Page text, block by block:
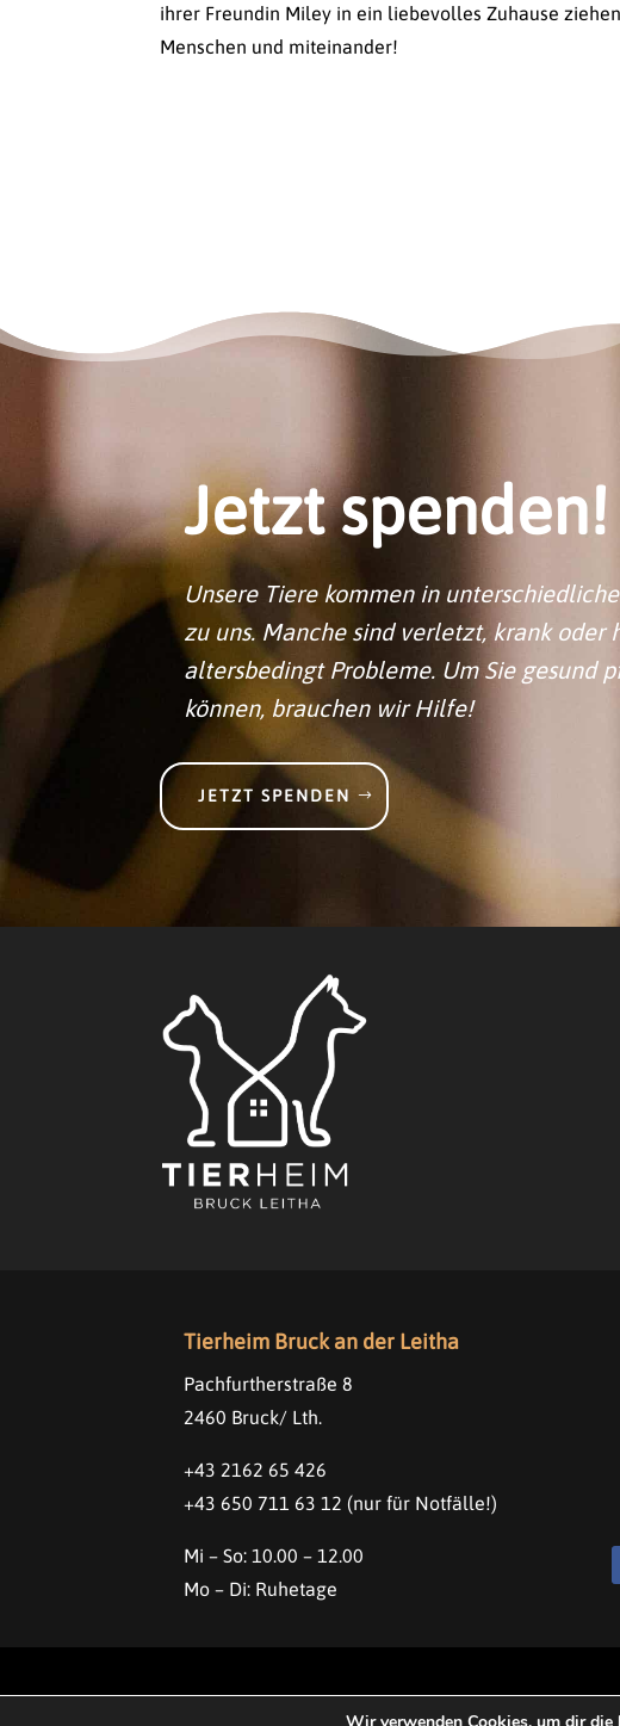
ihrer Freundin Miley in ein liebevolles Zuhause
Menschen und miteinander!
Jetzt spenden!
Unsere Tiere kommen in
zu uns. Manche sind verletzt, krank oder
altersbedingt Probleme. Um Sie gesund
können, brauchen wir Hilfe!
JETZT SPENDEN
Tierheim Bruck an der Leitha
Pachfurtherstraße 8
2460 Bruck/ Lth.
+43 2162 65 426
+43 650 711 63 12 (nur für Notfälle!)
Mi – So: 10.00 – 12.00
Mo – Di: Ruhetage